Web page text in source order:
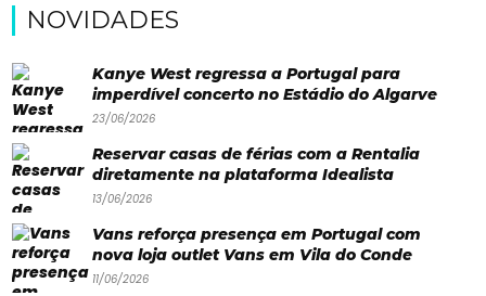
dormir?
Lifestyle
Restaurantes
Praias
Paradisíacas
Swimwear
NOVIDADES
Kanye West regressa a Portugal para
imperdível concerto no Estádio do Algarve
23/06/2026
Reservar casas de férias com a Rentalia
diretamente na plataforma Idealista
13/06/2026
Vans reforça presença em Portugal com
nova loja outlet Vans em Vila do Conde
11/06/2026